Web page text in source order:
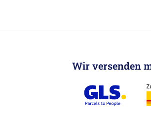
Wir versenden